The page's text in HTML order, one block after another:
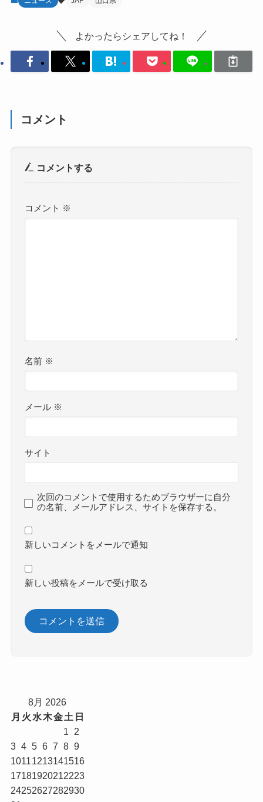
よかったらシェアしてね！
コメント
コメントする
コメント ※
名前 ※
メール ※
サイト
次回のコメントで使用するためブラウザーに自分
の名前、メールアドレス、サイトを保存する。
新しいコメントをメールで通知
新しい投稿をメールで受け取る
8月 2026
月 火 水木金土 日
1
2
3 4 5 6 7 8 9
10111213141516
17181920212223
24252627282930